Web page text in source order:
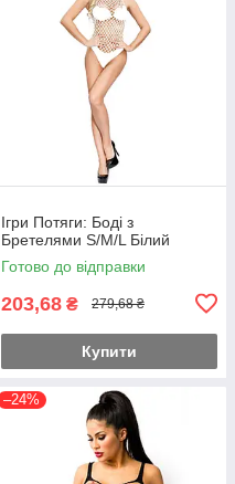
Ігри Потяги: Боді з
Бретелями S/M/L Білий
Готово до відправки
203,68 ₴ 279,68 ₴
Купити
–24%